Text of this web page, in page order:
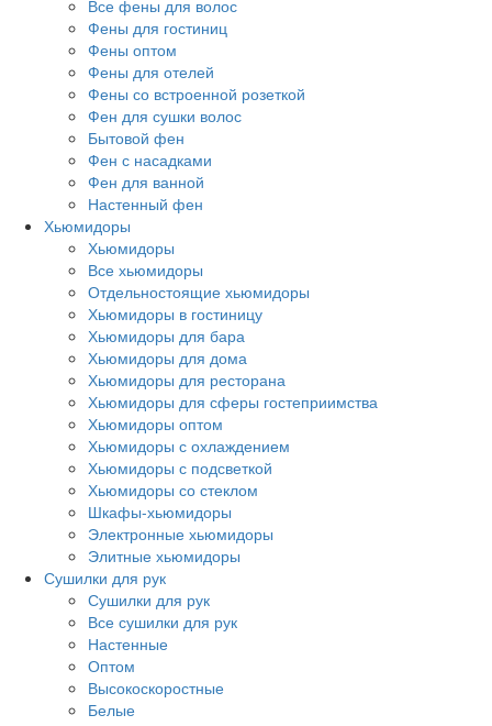
Все фены для волос
Фены для гостиниц
Фены оптом
Фены для отелей
Фены со встроенной розеткой
Фен для сушки волос
Бытовой фен
Фен с насадками
Фен для ванной
Настенный фен
Хьюмидоры
Хьюмидоры
Все хьюмидоры
Отдельностоящие хьюмидоры
Хьюмидоры в гостиницу
Хьюмидоры для бара
Хьюмидоры для дома
Хьюмидоры для ресторана
Хьюмидоры для сферы гостеприимства
Хьюмидоры оптом
Хьюмидоры с охлаждением
Хьюмидоры с подсветкой
Хьюмидоры со стеклом
Шкафы-хьюмидоры
Электронные хьюмидоры
Элитные хьюмидоры
Сушилки для рук
Сушилки для рук
Все сушилки для рук
Настенные
Оптом
Высокоскоростные
Белые